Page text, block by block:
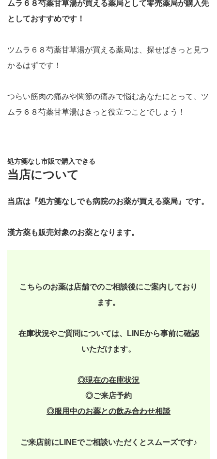
ムラ６８芍薬甘草湯が買える薬局として零売薬局が購入先
としておすすめです！
ツムラ６８芍薬甘草湯が買える薬局は、探せばきっと見つ
かるはずです！
つらい筋肉の痛みや関節の痛みで悩むあなたにとって、ツ
ムラ６８芍薬甘草湯はきっと役立つことでしょう！
処方箋なし市販で購入できる
当店について
当店は『処方箋なしでも病院のお薬が買える薬局』です。
漢方薬も販売対象のお薬となります。
こちらのお薬は店舗でのご相談後にご案内しており
ます。
在庫状況やご質問については、LINEから事前に確認
いただけます。
◎現在の在庫状況
◎ご来店予約
◎服用中のお薬との飲み合わせ相談
ご来店前にLINEでご相談いただくとスムーズです♪